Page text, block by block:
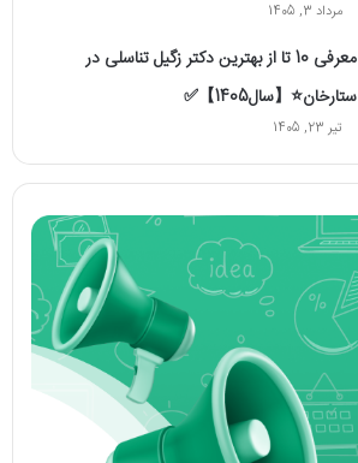
مرداد 3, 1405
معرفی 10 تا از بهترین دکتر زگیل تناسلی در
ستارخان⭐【سال1405】✅
تیر 23, 1405